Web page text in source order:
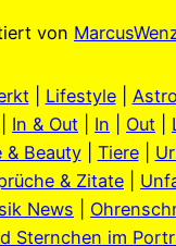
von
| Lifestyle| Astro
In & Out In Out
& Beauty| Tiere|
& Zitate
News
Sternchen im